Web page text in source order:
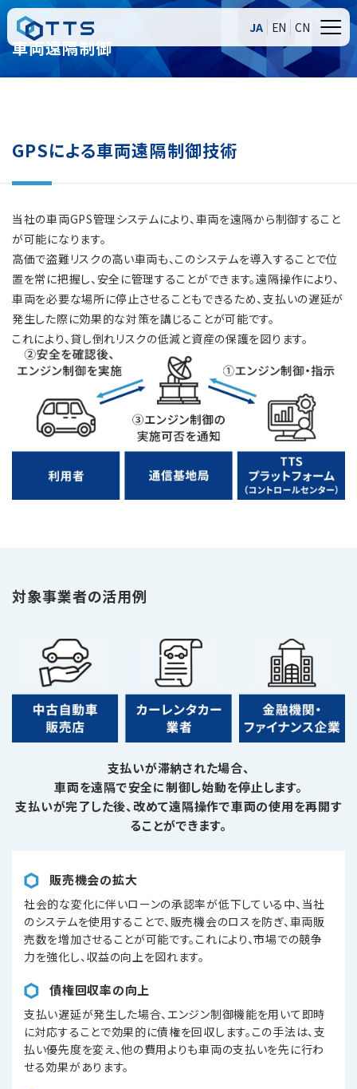
CN
EN
JA
車両遠隔制御
GPSによる車両遠隔制御技術
当社の車両GPS管理システムにより、車両を遠隔から制御すること
が可能になります。
高価で盗難リスクの高い車両も、このシステムを導入することで位
置を常に把握し、安全に管理することができます。遠隔操作により、
車両を必要な場所に停止させることもできるため、支払いの遅延が
発生した際に効果的な対策を講じることが可能です。
これにより、貸し倒れリスクの低減と資産の保護を図ります。
対象事業者の活用例
支払いが滞納された場合、
車両を遠隔で安全に制御し始動を停止します。
支払いが完了した後、改めて遠隔操作で車両の使用を再開す
ることができます。
販売機会の拡大
社会的な変化に伴いローンの承認率が低下している中、当社
のシステムを使用することで、販売機会のロスを防ぎ、車両販
売数を増加させることが可能です。これにより、市場での競争
力を強化し、収益の向上を図れます。
債権回収率の向上
支払い遅延が発生した場合、エンジン制御機能を用いて即時
に対応することで効果的に債権を回収します。この手法は、支
払い優先度を変え、他の費用よりも車両の支払いを先に行わ
せる効果があります。